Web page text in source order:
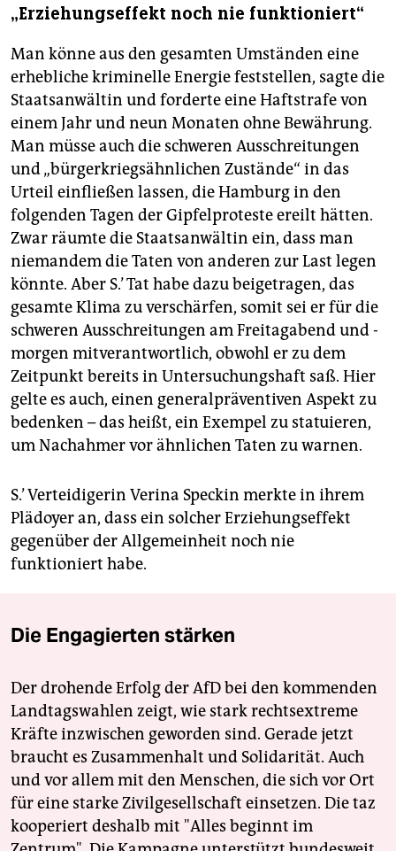
„Erziehungseffekt noch nie funktioniert“
Man könne aus den gesamten Umständen eine
erhebliche kriminelle Energie feststellen, sagte die
Staatsanwältin und forderte eine Haftstrafe von
einem Jahr und neun Monaten ohne Bewährung.
Man müsse auch die schweren Ausschreitungen
und „bürgerkriegsähnlichen Zustände“ in das
Urteil einfließen lassen, die Hamburg in den
folgenden Tagen der Gipfelproteste ereilt hätten.
Zwar räumte die Staatsanwältin ein, dass man
niemandem die Taten von anderen zur Last legen
könnte. Aber S.’ Tat habe dazu beigetragen, das
gesamte Klima zu verschärfen, somit sei er für die
schweren Ausschreitungen am Freitagabend und -
morgen mitverantwortlich, obwohl er zu dem
Zeitpunkt bereits in Untersuchungshaft saß. Hier
gelte es auch, einen generalpräventiven Aspekt zu
bedenken – das heißt, ein Exempel zu statuieren,
um Nachahmer vor ähnlichen Taten zu warnen.
S.’ Verteidigerin Verina Speckin merkte in ihrem
Plädoyer an, dass ein solcher Erziehungseffekt
gegenüber der Allgemeinheit noch nie
funktioniert habe.
Die Engagierten stärken
Der drohende Erfolg der AfD bei den kommenden
Landtagswahlen zeigt, wie stark rechtsextreme
Kräfte inzwischen geworden sind. Gerade jetzt
braucht es Zusammenhalt und Solidarität. Auch
und vor allem mit den Menschen, die sich vor Ort
für eine starke Zivilgesellschaft einsetzen. Die taz
kooperiert deshalb mit "Alles beginnt im